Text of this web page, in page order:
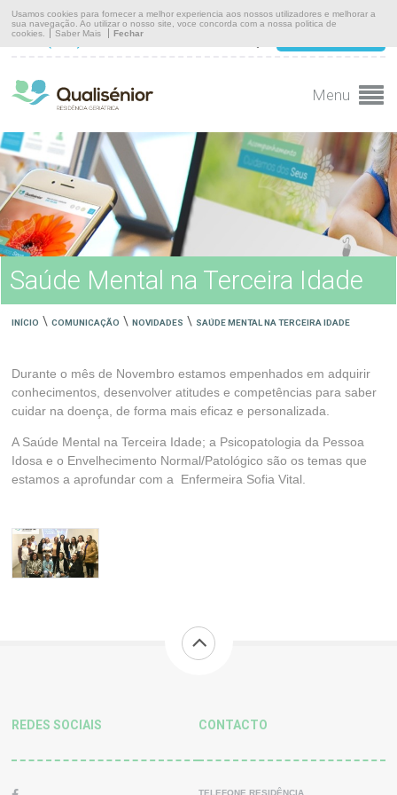
Usamos cookies para fornecer a melhor experiencia aos nossos utilizadores e melhorar a
sua navegação. Ao utilizar o nosso site, voce concorda com a nossa politica de
cookies.
Saber Mais Fechar
Início
A Residência
Equipa
Comunicação
Contacto
(+351) 910 910 474
Menu
Saúde Mental na Terceira Idade
INÍCIO \ COMUNICAÇÃO \ NOVIDADES \ SAÚDE MENTAL NA TERCEIRA IDADE
Durante o mês de Novembro estamos empenhados em adquirir
conhecimentos, desenvolver atitudes e competências para saber
cuidar na doença, de forma mais eficaz e personalizada.
A Saúde Mental na Terceira Idade; a Psicopatologia da Pessoa
Idosa e o Envelhecimento Normal/Patológico são os temas que
estamos a aprofundar com a Enfermeira Sofia Vital.
REDES SOCIAIS CONTACTO
TELEFONE RESIDÊNCIA